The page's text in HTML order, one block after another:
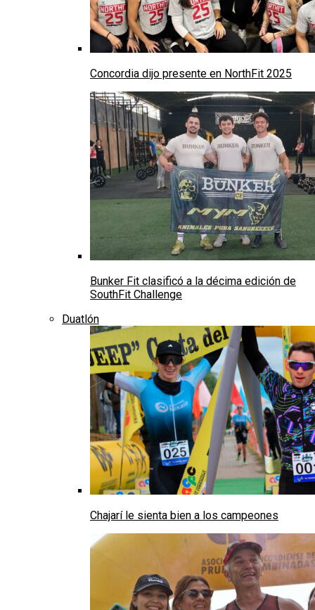
Concordia dijo presente en NorthFit 2025
Bunker Fit clasificó a la décima edición de
SouthFit Challenge
Duatlón
Chajarí le sienta bien a los campeones